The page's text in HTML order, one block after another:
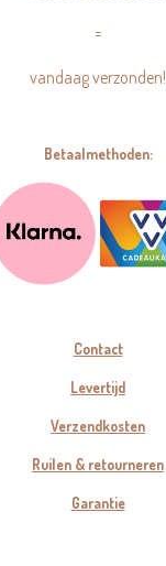
=
vandaag verzonden!
Betaalmethoden:
Contact
Levertijd
Verzendkosten
Ruilen & retourneren
Garantie